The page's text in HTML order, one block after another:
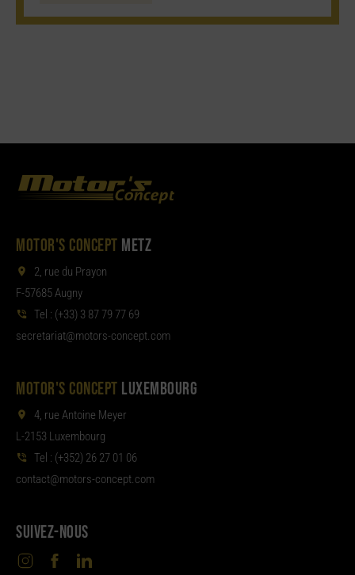
MOTOR'S CONCEPT METZ
2, rue du Prayon
F-57685 Augny
Tel : (+33) 3 87 79 77 69
moc.tpecnoc-sro
tom@tair
aterces
MOTOR'S CONCEPT LUXEMBOURG
4, rue Antoine Meyer
L-2153 Luxembourg
Tel : (+352) 26 27 01 06
moc.tpecnoc-sro
tom@tcat
noc
SUIVEZ-NOUS